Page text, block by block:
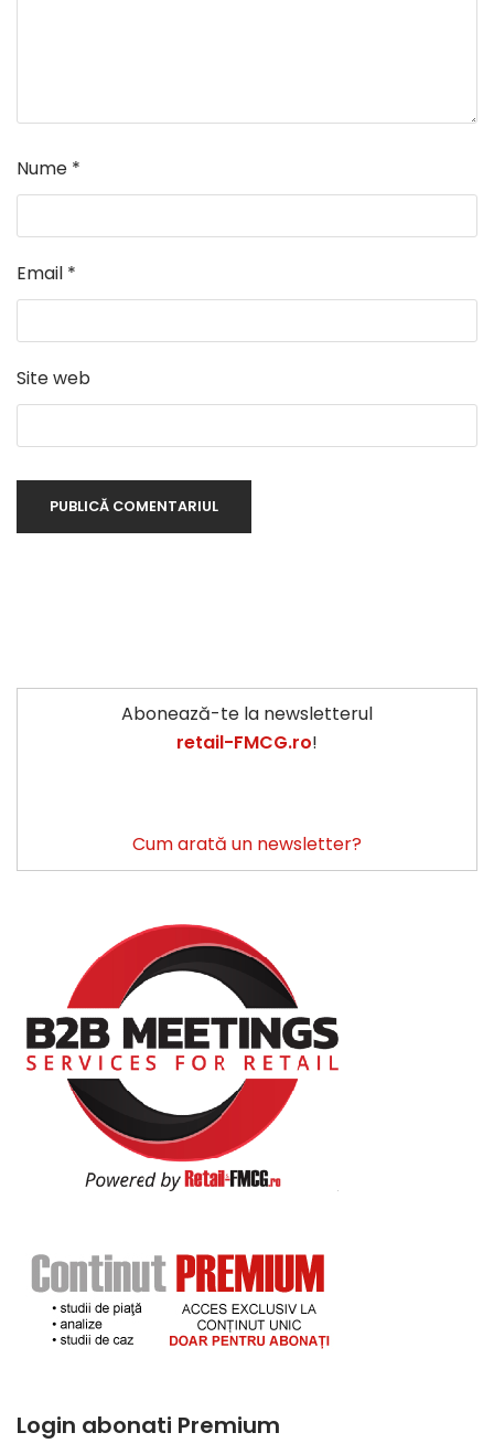
Nume *
Email *
Site web
Abonează-te la newsletterul
retail-FMCG.ro!
Cum arată un newsletter?
Login abonati Premium